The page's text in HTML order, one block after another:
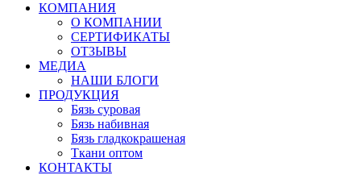
КОМПАНИЯ
О КОМПАНИИ
СЕРТИФИКАТЫ
ОТЗЫВЫ
МЕДИА
НАШИ БЛОГИ
ПРОДУКЦИЯ
Бязь суровая
Бязь набивная
Бязь гладкокрашеная
Ткани оптом
КОНТАКТЫ